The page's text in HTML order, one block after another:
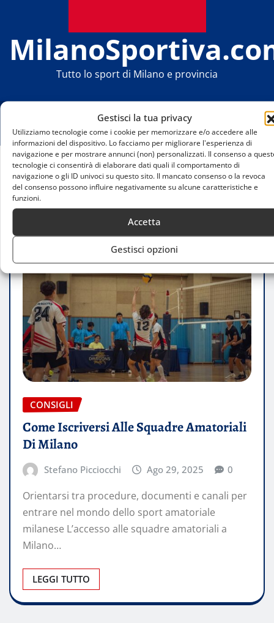
Gestisci la tua privacy
Utilizziamo tecnologie come i cookie per memorizzare e/o accedere alle
informazioni del dispositivo. Lo facciamo per migliorare l'esperienza di
navigazione e per mostrare annunci (non) personalizzati. Il consenso a
tecnologie ci consentirà di elaborare dati quali il comportamento di
navigazione o gli ID univoci su questo sito. Il mancato consenso o la revoca
del consenso possono influire negativamente su alcune caratteristiche e
funzioni.
Accetta
Gestisci opzioni
Tutto lo sport di Milano e provincia
Home
Come Iscriversi Alle Squadre Amatoriali Di Milano
CONSIGLI
Come Iscriversi Alle Squadre Amatoriali
Di Milano
Stefano Picciocchi Ago 29, 2025 0
Orientarsi tra procedure, documenti e canali per
entrare nel mondo dello sport amatoriale
milanese L’accesso alle squadre amatoriali a
Milano…
LEGGI TUTTO